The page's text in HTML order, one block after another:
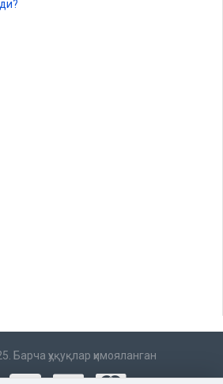
Барча ҳуқуқлар ҳимояланган